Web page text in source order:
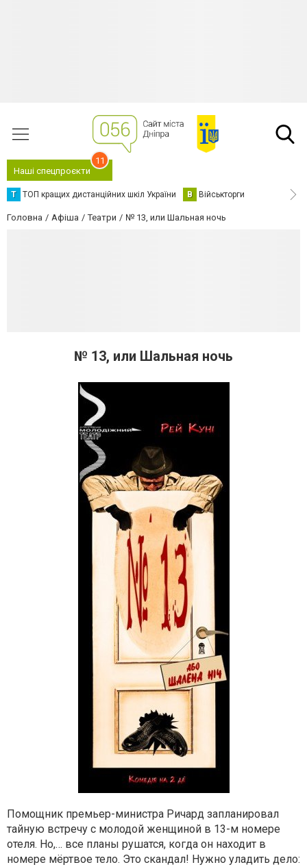
Наші спецпроєкти
11
Т ТОП кращих дистанційних шкіл України В Військторги
Головна Афіша Театри № 13, или Шальная ночь
№ 13, или Шальная ночь
Помощник премьер-министра Ричард запланировал
тайную встречу с молодой женщиной в 13-м номере
отеля. Но,… все планы рушатся, когда он находит в
номере мёртвое тело. Это скандал! Нужно уладить дело: